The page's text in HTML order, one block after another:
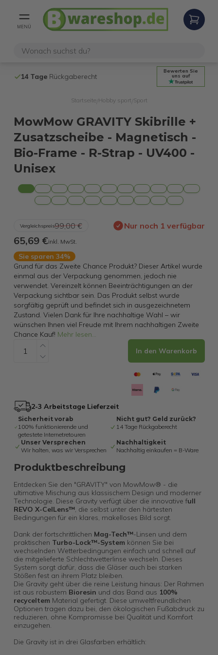
MENÜ
14 Tage Rückgaberecht Kostenloser
Bewerten Sie
uns auf
Startseite/ Hobby sport Sport
MowMow GRAVITY Skibrille +
Zusatzscheibe - Magnetisch -
Bio-Frame - R-Strap - UV400 -
Unisex
Vergleichspreis99,00 € Nur noch 1 verfügbar
65,69 €inkl. MwSt.
Sie sparen 34%
Grund für das Zweite Chance Produkt? Dieser Artikel wurde
einmal aus der Verpackung genommen, jedoch nie
verwendet. Vereinzelt können Beeinträchtigungen an der
Verpackung sichtbar sein. Das Produkt selbst wurde
sorgfältig geprüft und befindet sich in ausgezeichnetem
Zustand. Vielen Dank für Ihre nachhaltige Wahl – wir
wünschen Ihnen viel Freude mit Ihrem nachhaltigen Zweite
Chance Kauf! Mehr lesen...
In den Warenkorb
2-3 Arbeitstage Lieferzeit
Sicherheit vorab
100% funktionierende und
getestete Internetretouren
Nicht gut? Geld zurück?
14 Tage Rückgaberecht
Unser Versprechen
Wir halten, was wir Versprechen
Nachhaltigkeit
Nachhaltig einkaufen = B-Ware
Produktbeschreibung
Entdecken Sie den "GRAVITY" von MowMow® - die
ultimative Mischung aus klassischem Design und moderner
Technologie. Diese Gravity verfügt über die innovative full
REVO X-CelLens™, die selbst unter den härtesten
Bedingungen für ein klares, makelloses Bild sorgt.
Dank der fortschrittlichen Mag-Tech™-Linsen und dem
praktischen Turbo-Lock™-System können Sie bei
wechselnden Wetterbedingungen einfach und schnell auf
die mitgelieferte Schlechtwetterlinse wechseln. Dieses
System sorgt dafür, dass die Gläser auch bei starken
Stößen fest an ihrem Platz bleiben.
Die Gravity geht über die reine Leistung hinaus: Der Rahmen
ist aus robustem Bioresin und das Band aus 100%
recyceltem Material gefertigt. Diese umweltfreundlichen
Optionen tragen dazu bei, den ökologischen Fußabdruck zu
reduzieren, ohne Kompromisse bei Qualität und Komfort
einzugehen.
Die Gravity ist in drei Glasfarben erhältlich: